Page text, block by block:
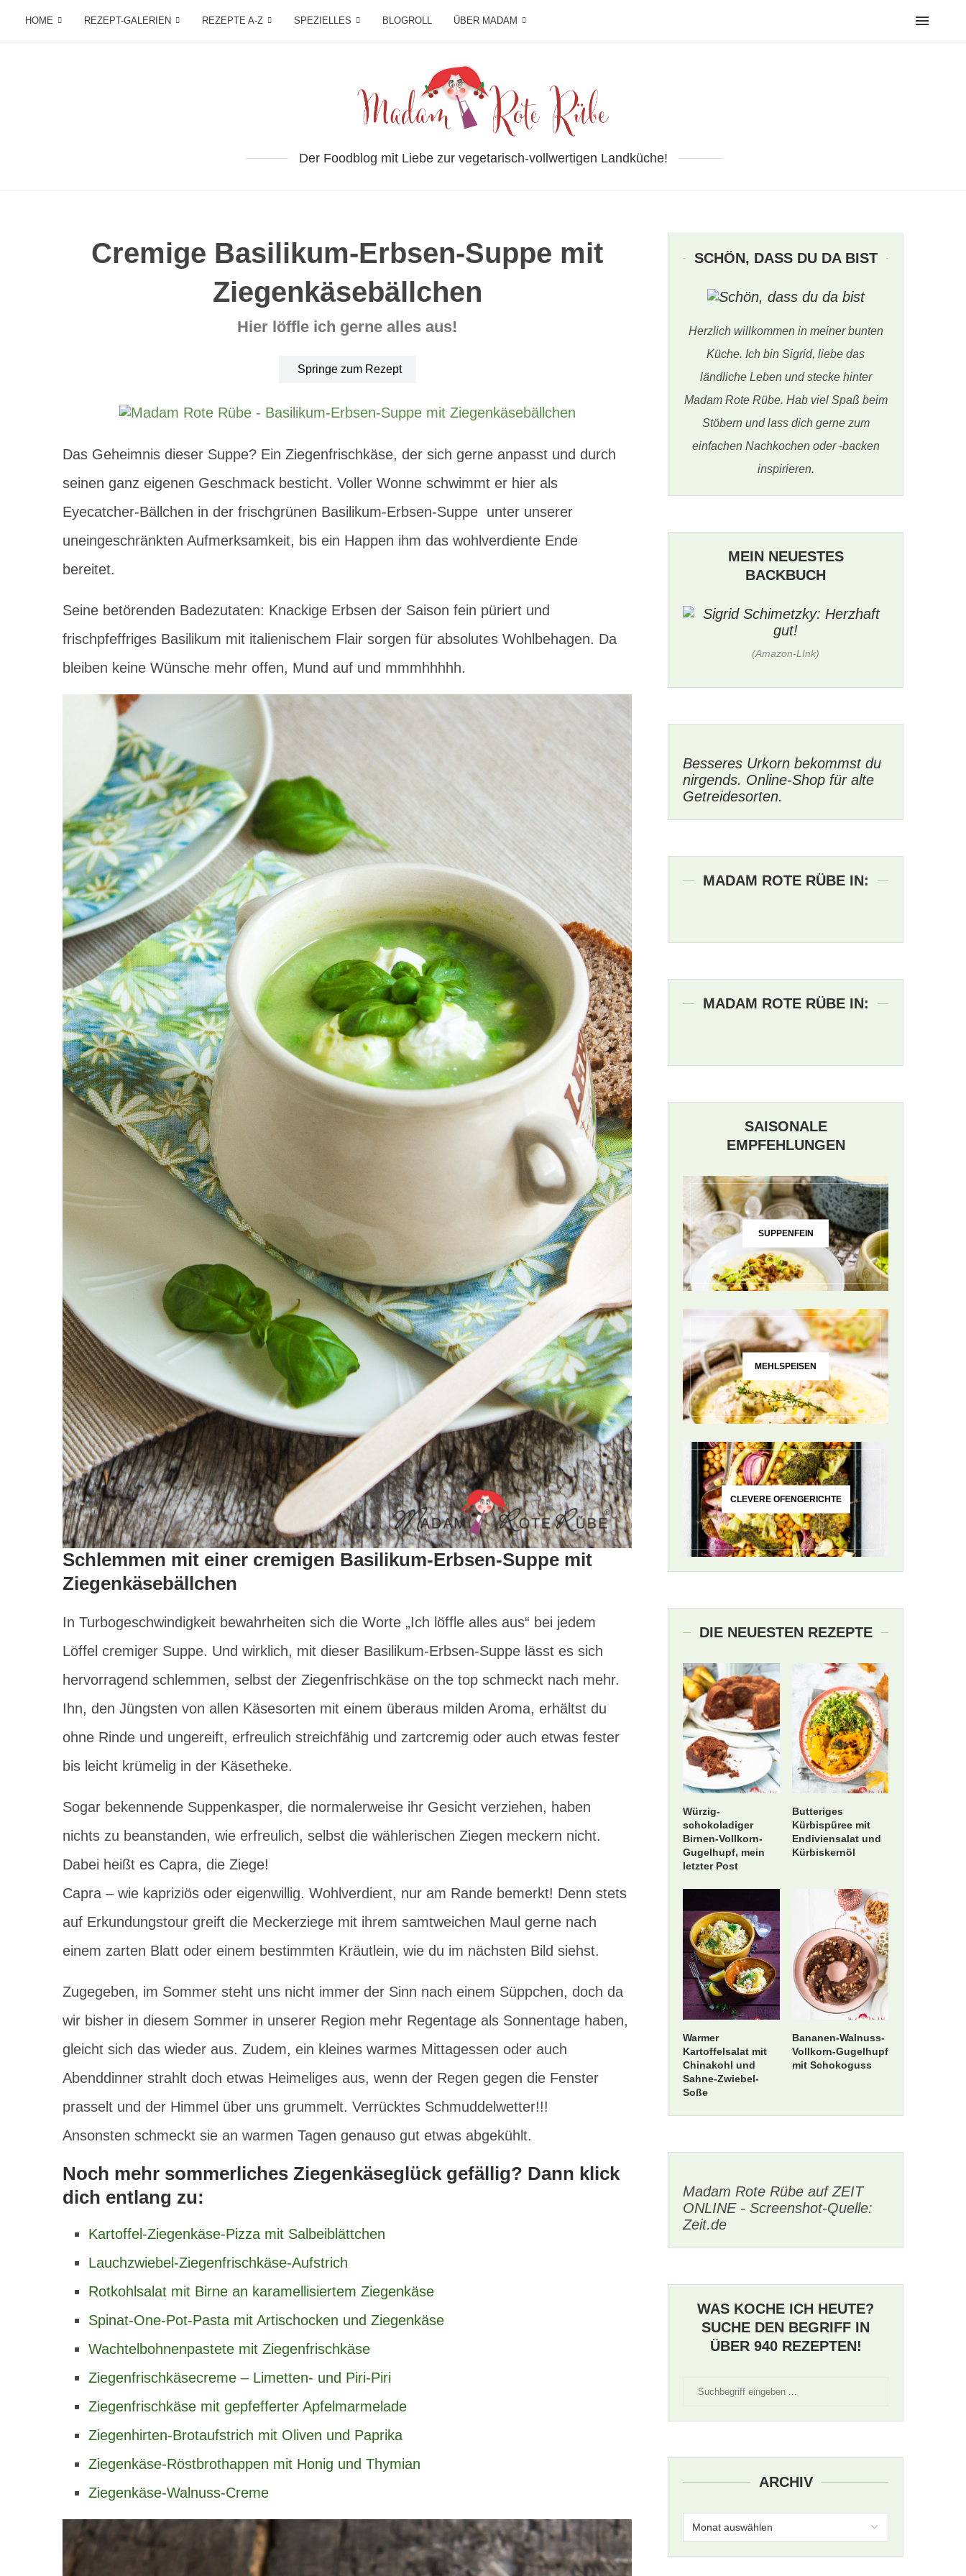
HOME REZEPT-GALERIEN REZEPTE A-Z SPEZIELLES BLOGROLL ÜBER MADAM
Der Foodblog mit Liebe zur vegetarisch-vollwertigen Landküche!
Cremige Basilikum-Erbsen-Suppe mit
Ziegenkäsebällchen
Hier löffle ich gerne alles aus!
Springe zum Rezept
Das Geheimnis dieser Suppe? Ein Ziegenfrischkäse, der sich gerne anpasst und durch
seinen ganz eigenen Geschmack besticht. Voller Wonne schwimmt er hier als
Eyecatcher-Bällchen in der frischgrünen Basilikum-Erbsen-Suppe unter unserer
uneingeschränkten Aufmerksamkeit, bis ein Happen ihm das wohlverdiente Ende
bereitet.
Seine betörenden Badezutaten: Knackige Erbsen der Saison fein püriert und
frischpfeffriges Basilikum mit italienischem Flair sorgen für absolutes Wohlbehagen. Da
bleiben keine Wünsche mehr offen, Mund auf und mmmhhhhh.
Schlemmen mit einer cremigen Basilikum-Erbsen-Suppe mit
Ziegenkäsebällchen
In Turbogeschwindigkeit bewahrheiten sich die Worte „Ich löffle alles aus“ bei jedem
Löffel cremiger Suppe. Und wirklich, mit dieser Basilikum-Erbsen-Suppe lässt es sich
hervorragend schlemmen, selbst der Ziegenfrischkäse on the top schmeckt nach mehr.
Ihn, den Jüngsten von allen Käsesorten mit einem überaus milden Aroma, erhältst du
ohne Rinde und ungereift, erfreulich streichfähig und zartcremig oder auch etwas fester
bis leicht krümelig in der Käsetheke.
Sogar bekennende Suppenkasper, die normalerweise ihr Gesicht verziehen, haben
nichts zu beanstanden, wie erfreulich, selbst die wählerischen Ziegen meckern nicht.
Dabei heißt es Capra, die Ziege!
Capra – wie kapriziös oder eigenwillig. Wohlverdient, nur am Rande bemerkt! Denn stets
auf Erkundungstour greift die Meckerziege mit ihrem samtweichen Maul gerne nach
einem zarten Blatt oder einem bestimmten Kräutlein, wie du im nächsten Bild siehst.
Zugegeben, im Sommer steht uns nicht immer der Sinn nach einem Süppchen, doch da
wir bisher in diesem Sommer in unserer Region mehr Regentage als Sonnentage haben,
gleicht sich das wieder aus. Zudem, ein kleines warmes Mittagessen oder auch
Abenddinner strahlt doch etwas Heimeliges aus, wenn der Regen gegen die Fenster
prasselt und der Himmel über uns grummelt. Verrücktes Schmuddelwetter!!!
Ansonsten schmeckt sie an warmen Tagen genauso gut etwas abgekühlt.
Noch mehr sommerliches Ziegenkäseglück gefällig? Dann klick
dich entlang zu:
Kartoffel-Ziegenkäse-Pizza mit Salbeiblättchen
Lauchzwiebel-Ziegenfrischkäse-Aufstrich
Rotkohlsalat mit Birne an karamellisiertem Ziegenkäse
Spinat-One-Pot-Pasta mit Artischocken und Ziegenkäse
Wachtelbohnenpastete mit Ziegenfrischkäse
Ziegenfrischkäsecreme – Limetten- und Piri-Piri
Ziegenfrischkäse mit gepfefferter Apfelmarmelade
Ziegenhirten-Brotaufstrich mit Oliven und Paprika
Ziegenkäse-Röstbrothappen mit Honig und Thymian
Ziegenkäse-Walnuss-Creme
SCHÖN, DASS DU DA BIST
Herzlich willkommen in meiner bunten
Küche. Ich bin Sigrid, liebe das
ländliche Leben und stecke hinter
Madam Rote Rübe. Hab viel Spaß beim
Stöbern und lass dich gerne zum
einfachen Nachkochen oder -backen
inspirieren.
MEIN NEUESTES
BACKBUCH
(Amazon-LInk)
Besseres Urkorn bekommst du
nirgends. Online-Shop für alte
Getreidesorten.
MADAM ROTE RÜBE IN:
MADAM ROTE RÜBE IN:
SAISONALE
EMPFEHLUNGEN
SUPPENFEIN
MEHLSPEISEN
CLEVERE OFENGERICHTE
DIE NEUESTEN REZEPTE
Würzig-
schokoladiger
Birnen-Vollkorn-
Gugelhupf, mein
letzter Post
Butteriges
Kürbispüree mit
Endiviensalat und
Kürbiskernöl
Warmer
Kartoffelsalat mit
Chinakohl und
Sahne-Zwiebel-
Soße
Bananen-Walnuss-
Vollkorn-Gugelhupf
mit Schokoguss
Madam Rote Rübe auf ZEIT
ONLINE - Screenshot-Quelle:
Zeit.de
WAS KOCHE ICH HEUTE?
SUCHE DEN BEGRIFF IN
ÜBER 940 REZEPTEN!
ARCHIV